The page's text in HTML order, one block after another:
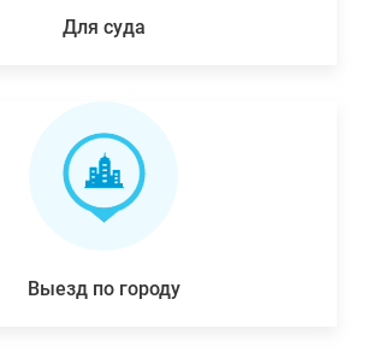
Для суда
Выезд по городу